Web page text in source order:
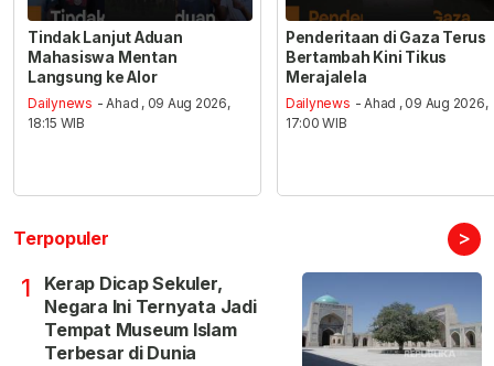
Tindak Lanjut Aduan
Mahasiswa Mentan
Langsung ke Alor
Dailynews - Ahad , 09 Aug 2026,
18:15 WIB
Penderitaan di Gaza Terus
Bertambah Kini Tikus
Merajalela
Dailynews - Ahad , 09 Aug 2026,
17:00 WIB
Terpopuler >
1
Kerap Dicap Sekuler,
Negara Ini Ternyata Jadi
Tempat Museum Islam
Terbesar di Dunia